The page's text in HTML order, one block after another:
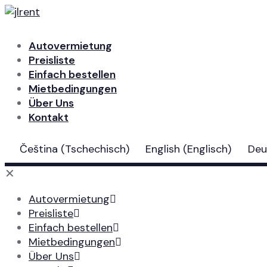
Autovermietung
Preisliste
Einfach bestellen
Mietbedingungen
Über Uns
Kontakt
Čeština (Tschechisch) English (Englisch)
✕
Autovermietung
Preisliste
Einfach bestellen
Mietbedingungen
Über Uns